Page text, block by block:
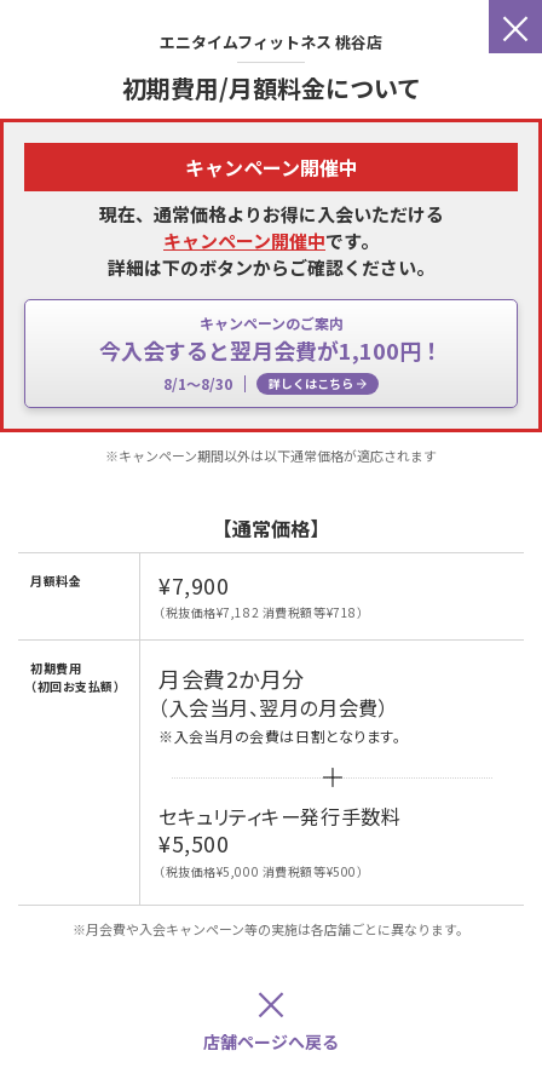
×
エニタイムフィットネス 桃谷店
初期費用/月額料金について
キャンペーン開催中
現在、通常価格よりお得に入会いただける
キャンペーン開催中です。
詳細は下のボタンからご確認ください。
キャンペーンのご案内
今入会すると翌月会費が1,100円！
8/1～8/30 詳しくはこちら
※キャンペーン期間以外は以下通常価格が適応されます
【通常価格】
月額料金 ¥7,900
（税抜価格¥7,182 消費税額等¥718）
初期費用
（初回お支払額）
月会費2か月分
（入会当月、翌月の月会費）
※入会当月の会費は日割となります。
セキュリティキー発行手数料
¥5,500
（税抜価格¥5,000 消費税額等¥500）
※月会費や入会キャンペーン等の実施は各店舗ごとに異なります。
×
店舗ページへ戻る